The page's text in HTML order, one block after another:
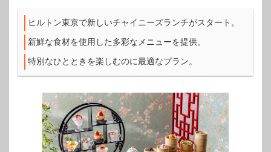
ヒルトン東京で新しいチャイニーズランチがスタート。
新鮮な食材を使用した多彩なメニューを提供。
特別なひとときを楽しむのに最適なプラン。